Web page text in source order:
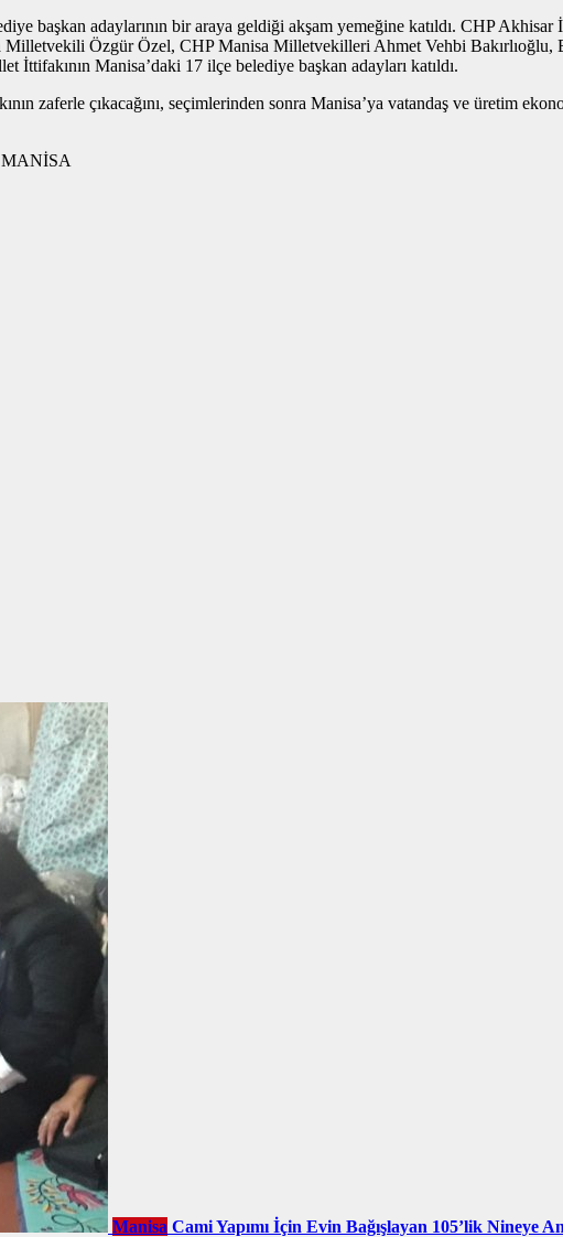
başkan adaylarının bir araya geldiği akşam yemeğine katıldı. CHP Akhisar
Özgür Özel, CHP Manisa Milletvekilleri Ahmet Vehbi Bakırlıoğlu,
Manisa’daki 17 ilçe belediye başkan adayları katıldı.
zaferle çıkacağını, seçimlerinden sonra Manisa’ya vatandaş ve üretim
MANİSA
Manisa Cami Yapımı İçin Evin Bağışlayan 105’lik Nineye